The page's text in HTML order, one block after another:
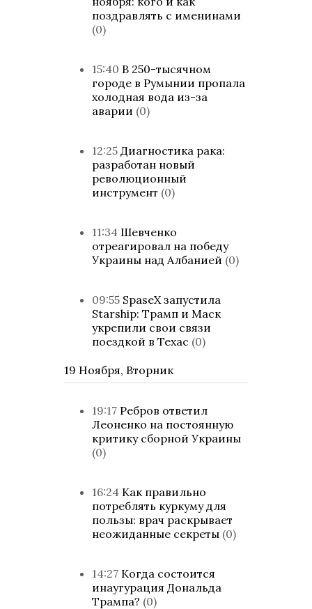
поздравлять с именинами
(0)
15:40 В 250-тысячном
городе в Румынии пропала
холодная вода из-за
аварии (0)
12:25 Диагностика рака:
разработан новый
революционный
инструмент (0)
11:34 Шевченко
отреагировал на победу
Украины над Албанией (0)
09:55 SpaseX запустила
Starship: Трамп и Маск
укрепили свои связи
поездкой в Техас (0)
19 Ноября, Вторник
19:17 Ребров ответил
Леоненко на постоянную
критику сборной Украины
(0)
16:24 Как правильно
потреблять куркуму для
пользы: врач раскрывает
неожиданные секреты (0)
14:27 Когда состоится
инаугурация Дональда
Трампа? (0)